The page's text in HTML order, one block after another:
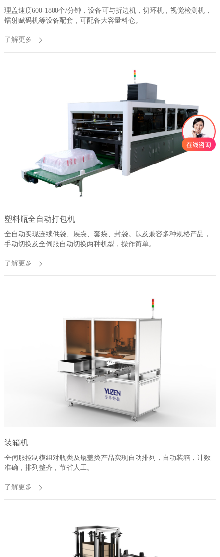
理盖速度600-1800个/分钟，设备可与折边机，切环机，视觉检测机，
镭射赋码机等设备配套，可配备大容量料仓。
了解更多
塑料瓶全自动打包机
全自动实现连续供袋、展袋、套袋、封袋。以及兼容多种规格产品，
手动切换及全伺服自动切换两种机型，操作简单。
了解更多
装箱机
全伺服控制模组对瓶类及瓶盖类产品实现自动排列，自动装箱，计数
准确，排列整齐，节省人工。
了解更多